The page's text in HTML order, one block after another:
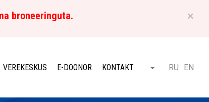
×
broneeringuta.
VEREKESKUS E-DOONOR KONTAKT Otsi ET
RU EN